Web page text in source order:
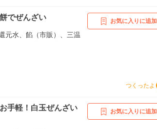
でぜんざい
元水、餡（市販）、三温
お気に入りに追加
つくったよ
手軽！白玉ぜんざい
お気に入りに追加